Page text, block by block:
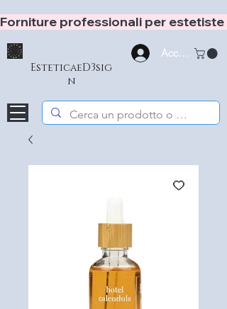
Forniture professionali per
EsteticaeD3sig
n
Accedi